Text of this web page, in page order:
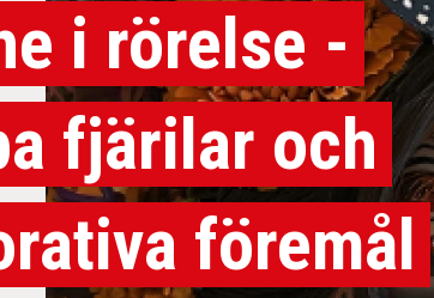
i rörelse -
fjärilar och
föremål